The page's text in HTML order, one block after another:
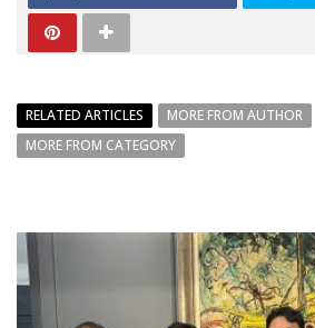
RELATED ARTICLES
MORE FROM AUTHOR
MORE FROM CATEGORY